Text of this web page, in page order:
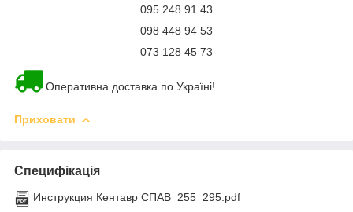
095 248 91 43
098 448 94 53
073 128 45 73
Оперативна доставка по Україні!
Приховати
Специфікація
Инструкция Кентавр СПАВ_255_295.pdf